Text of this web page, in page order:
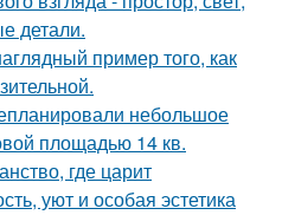
детали.
пример того, как
небольшое
площадью 14 кв.
где царит
уют и особая эстетика